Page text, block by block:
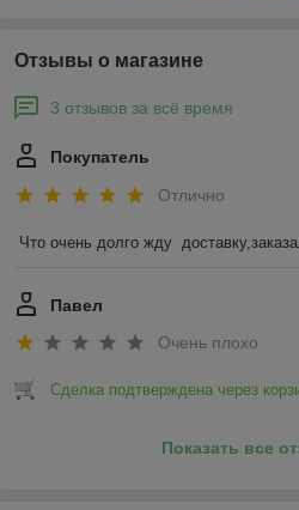
Отзывы о магазине
3 отзывов за всё время
Покупатель
Отлично
Что очень долго жду
Павел
Очень плохо
Сделка подтверждена через
Показать все